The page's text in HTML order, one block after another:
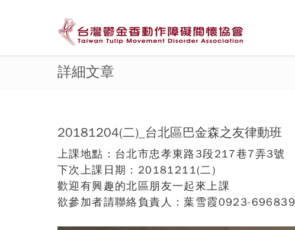
詳細文章
20181204(二)_台北區巴金森之友律動班
上課地點：台北市忠孝東路3段217巷7弄3號
下次上課日期：20181211(二)
歡迎有興趣的北區朋友一起來上課
欲參加者請聯絡負責人：葉雪霞0923-696839